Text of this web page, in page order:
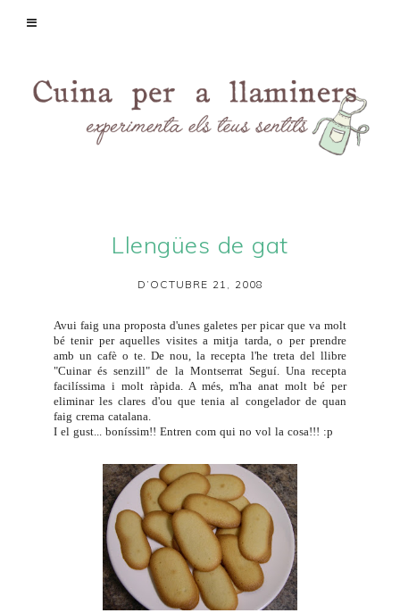
Llengües de gat
D’OCTUBRE 21, 2008
Avui faig una proposta d'unes galetes per picar que va molt
bé tenir per aquelles visites a mitja tarda, o per prendre
amb un cafè o te. De nou, la recepta l'he treta del llibre
"Cuinar és senzill" de la Montserrat Seguí. Una recepta
facilíssima i molt ràpida. A més, m'ha anat molt bé per
eliminar les clares d'ou que tenia al congelador de quan
faig crema catalana.
I el gust... boníssim!! Entren com qui no vol la cosa!!! :p